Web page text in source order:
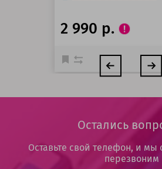
2 990 р.
Остались
Оставьте свой телефон, и мы
перезвоним